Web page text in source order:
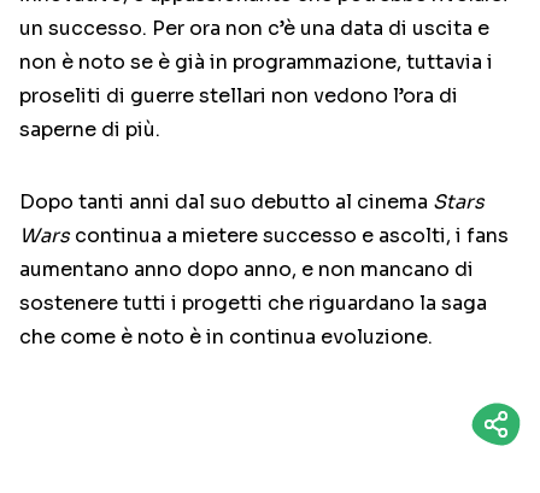
un successo. Per ora non c’è una data di uscita e
non è noto se è già in programmazione, tuttavia i
proseliti di guerre stellari non vedono l’ora di
saperne di più.
Dopo tanti anni dal suo debutto al cinema Stars
Warscontinua a mietere successo e ascolti, i fans
aumentano anno dopo anno, e non mancano di
sostenere tutti i progetti che riguardano la saga
che come è noto è in continua evoluzione.